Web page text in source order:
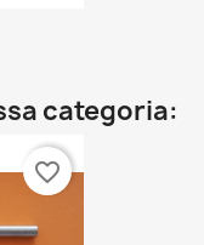
categoria:
favorite_border